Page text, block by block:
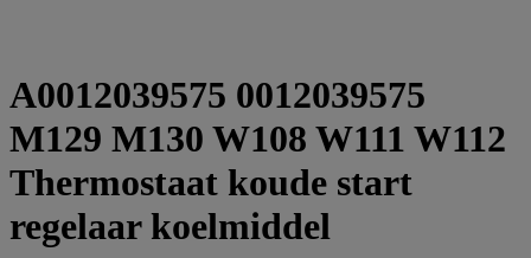
A0012039575 0012039575
M129 M130 W108 W111 W112
Thermostaat koude start
regelaar koelmiddel